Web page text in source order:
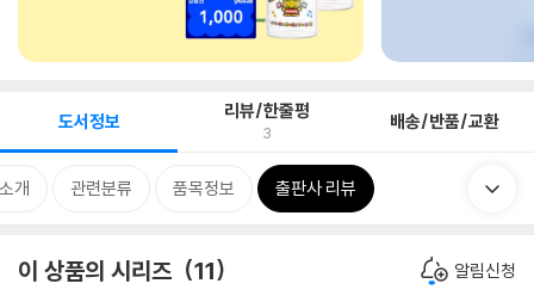
도서정보 리뷰/한줄평
3 배송/반품/교환
개 관련분류 품목정보 출판사 리뷰
이 상품의 시리즈 11 알림신청